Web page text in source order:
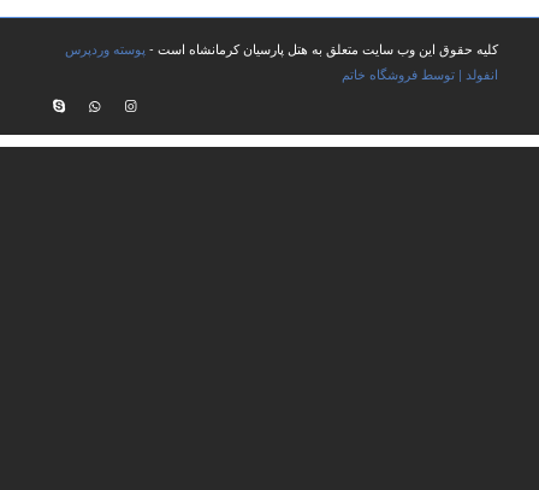
کلیه حقوق این وب سایت متعلق به هتل پارسیان کرمانشاه است - پوسته وردپرس
انفولد | توسط فروشگاه خاتم